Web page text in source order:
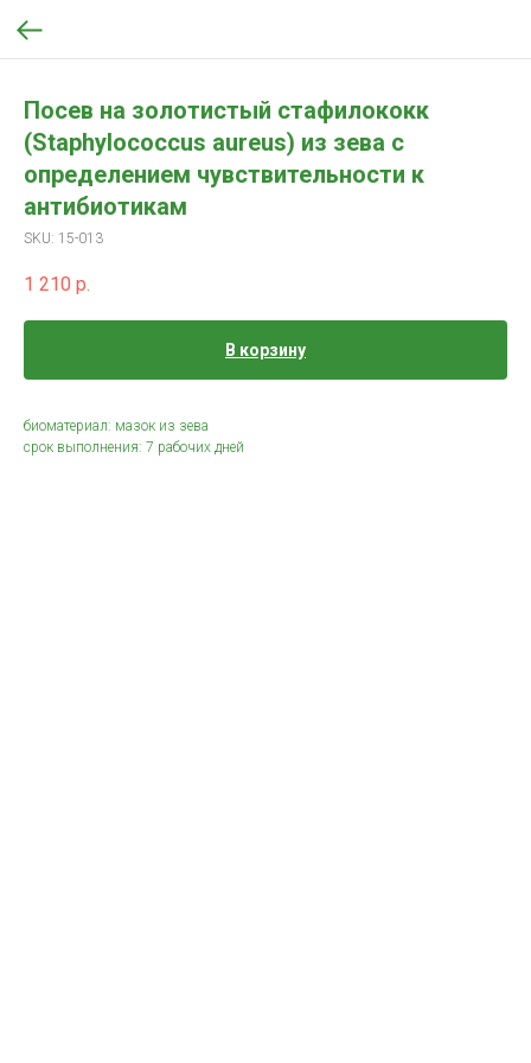
Посев на золотистый стафилококк
(Staphylococcus aureus) из зева с
определением чувствительности к
антибиотикам
SKU: 15-013
1 210 р.
В корзину
биоматериал: мазок из зева
срок выполнения: 7 рабочих дней